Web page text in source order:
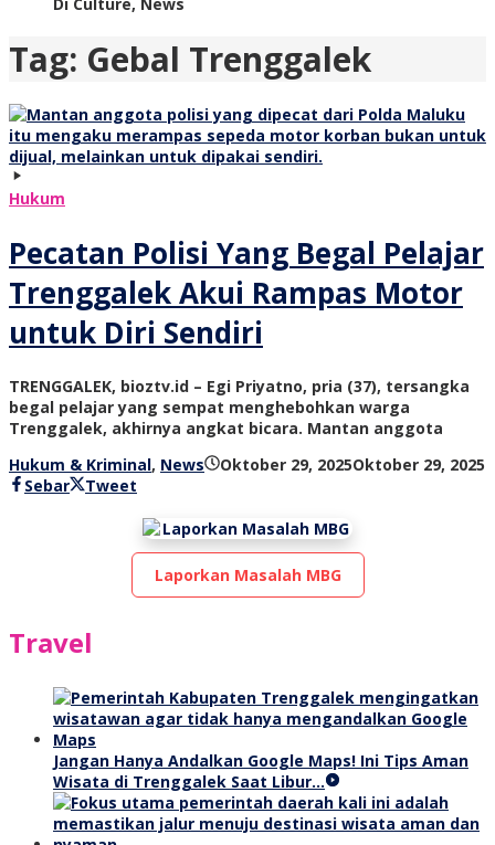
Tag: Gebal Trenggalek
Hukum
Pecatan Polisi Yang Begal Pelajar
Trenggalek Akui Rampas Motor
untuk Diri Sendiri
TRENGGALEK, bioztv.id – Egi Priyatno, pria (37), tersangka
begal pelajar yang sempat menghebohkan warga
Trenggalek, akhirnya angkat bicara. Mantan anggota
Hukum & Kriminal, News Oktober 29, 2025Oktober 29, 2025
Sebar Tweet
Laporkan Masalah MBG
Travel
Jangan Hanya Andalkan Google Maps! Ini Tips Aman
Wisata di Trenggalek Saat Libur…